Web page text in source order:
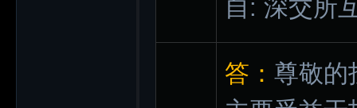
自: 深交所
答： 尊敬的